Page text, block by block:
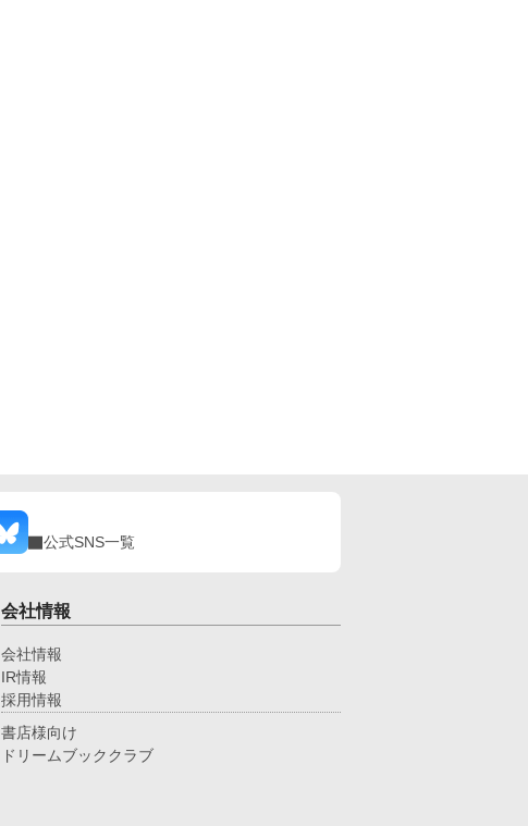
公式SNS一覧
会社情報
会社情報
IR情報
採用情報
書店様向け
ドリームブッククラブ